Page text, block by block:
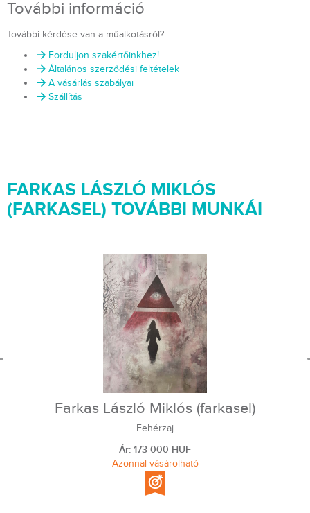
További információ
További kérdése van a műalkotásról?
Forduljon szakértőinkhez!
Általános szerződési feltételek
A vásárlás szabályai
Szállítás
FARKAS LÁSZLÓ MIKLÓS
(FARKASEL) TOVÁBBI MUNKÁI
Farkas László Miklós (farkasel)
Fehérzaj
Ár: 173 000 HUF
Azonnal vásárolható